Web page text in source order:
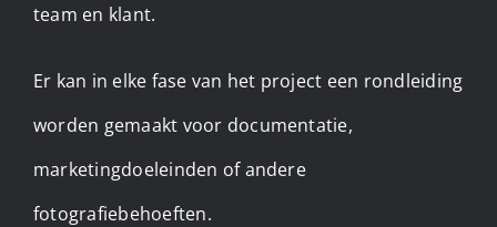
team en klant.
Er kan in elke fase van het project een rondleiding
worden gemaakt voor documentatie,
marketingdoeleinden of andere
fotografiebehoeften.